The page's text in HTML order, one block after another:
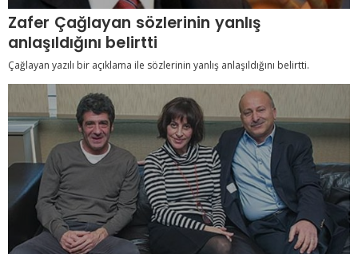
Zafer Çağlayan sözlerinin yanlış
anlaşıldığını belirtti
Çağlayan yazılı bir açıklama ile sözlerinin yanlış anlaşıldığını belirtti.